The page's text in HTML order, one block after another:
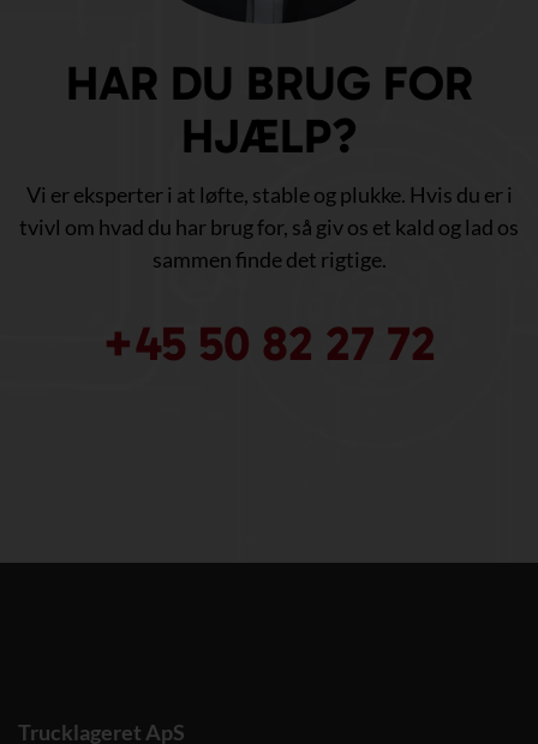
HAR DU BRUG FOR
HJÆLP?
Vi er eksperter i at løfte, stable og plukke. Hvis du er i
tvivl om hvad du har brug for, så giv os et kald og lad os
sammen finde det rigtige.
+45 50 82 27 72
Trucklageret ApS